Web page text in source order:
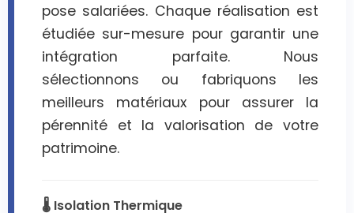
pose salariées. Chaque réalisation est
étudiée sur-mesure pour garantir une
intégration parfaite. Nous
sélectionnons ou fabriquons les
meilleurs matériaux pour assurer la
pérennité et la valorisation de votre
patrimoine.
🌡️ Isolation Thermique